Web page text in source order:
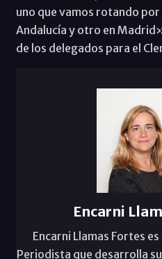
uno que vamos rotando
Andalucía y otro en
de los delegados para el
Encarni
Encarni Llamas Fortes
Periodista que desarrolla